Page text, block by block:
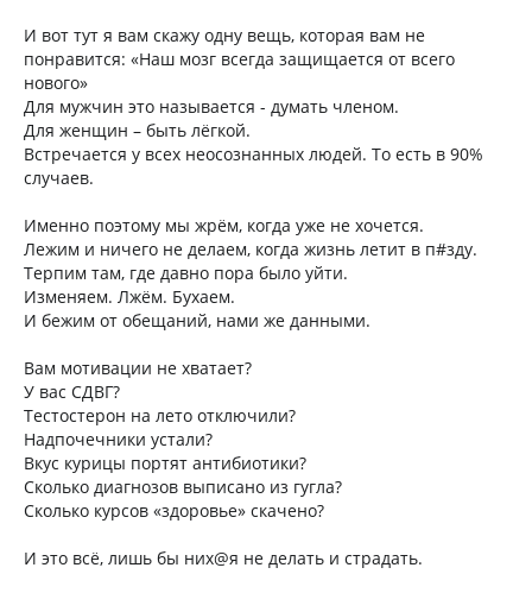
И вот тут я вам скажу одну вещь, которая вам не
понравится: «Наш мозг всегда защищается от всего
нового»
Для мужчин это называется - думать членом.
Для женщин – быть лёгкой.
Встречается у всех неосознанных людей. То есть в 90%
случаев.
Именно поэтому мы жрём, когда уже не хочется.
Лежим и ничего не делаем, когда жизнь летит в п#зду.
Терпим там, где давно пора было уйти.
Изменяем. Лжём. Бухаем.
И бежим от обещаний, нами же данными.
Вам мотивации не хватает?
У вас СДВГ?
Тестостерон на лето отключили?
Надпочечники устали?
Вкус курицы портят антибиотики?
Сколько диагнозов выписано из гугла?
Сколько курсов «здоровье» скачено?
И это всё, лишь бы них@я не делать и страдать.